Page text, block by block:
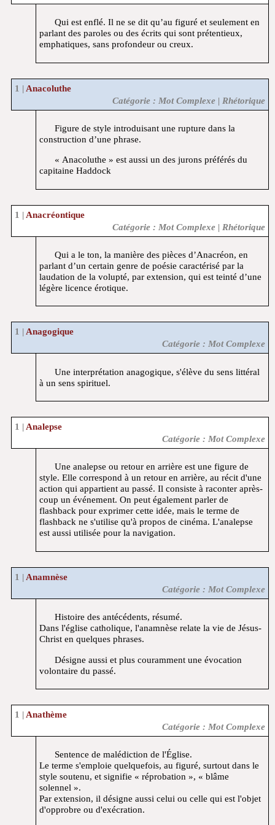
Qui est enflé. Il ne se dit qu’au figuré et seulement en
parlant des paroles ou des écrits qui sont prétentieux,
emphatiques, sans profondeur ou creux.
Anacoluthe
Catégorie : Mot Complexe | Rhétorique
Figure de style introduisant une rupture dans la
construction d’une phrase.
« Anacoluthe » est aussi un des jurons préférés du
capitaine Haddock
Anacréontique
Catégorie : Mot Complexe | Rhétorique
Qui a le ton, la manière des pièces d’Anacréon, en
parlant d’un certain genre de poésie caractérisé par la
laudation de la volupté, par extension, qui est teinté d’une
légère licence érotique.
Anagogique
Catégorie : Mot Complexe
Une interprétation anagogique, s'élève du sens littéral
à un sens spirituel.
Analepse
Catégorie : Mot Complexe
Une analepse ou retour en arrière est une figure de
style. Elle correspond à un retour en arrière, au récit d'une
action qui appartient au passé. Il consiste à raconter après-
coup un événement. On peut également parler de
flashback pour exprimer cette idée, mais le terme de
flashback ne s'utilise qu'à propos de cinéma. L'analepse
est aussi utilisée pour la navigation.
Anamnèse
Catégorie : Mot Complexe
Histoire des antécédents, résumé.
Dans l'église catholique, l'anamnèse relate la vie de Jésus-
Christ en quelques phrases.
Désigne aussi et plus couramment une évocation
volontaire du passé.
Anathème
Catégorie : Mot Complexe
Sentence de malédiction de l'Église.
Le terme s'emploie quelquefois, au figuré, surtout dans le
style soutenu, et signifie « réprobation », « blâme
solennel ».
Par extension, il désigne aussi celui ou celle qui est l'objet
d'opprobre ou d'exécration.